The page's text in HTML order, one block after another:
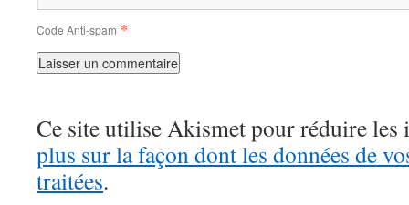
Code Anti-spam *
Ce site utilise Akismet pour réduire les
plus sur la façon dont les données de
traitées.